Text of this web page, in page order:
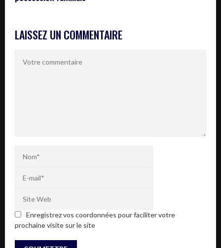
LAISSEZ UN COMMENTAIRE
Enregistrez vos coordonnées pour faciliter votre
prochaine visite sur le site